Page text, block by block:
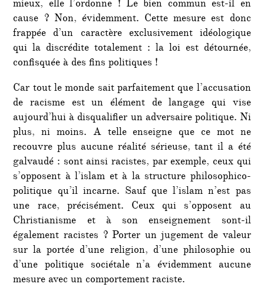
mieux, elle l’ordonne ! Le bien commun est-il en
cause ? Non, évidemment. Cette mesure est donc
frappée d’un caractère exclusivement idéologique
qui la discrédite totalement : la loi est détournée,
confisquée à des fins politiques !
Car tout le monde sait parfaitement que l’accusation
de racisme est un élément de langage qui vise
aujourd’hui à disqualifier un adversaire politique. Ni
plus, ni moins. A telle enseigne que ce mot ne
recouvre plus aucune réalité sérieuse, tant il a été
galvaudé : sont ainsi racistes, par exemple, ceux qui
s’opposent à l’islam et à la structure philosophico-
politique qu’il incarne. Sauf que l’islam n’est pas
une race, précisément. Ceux qui s’opposent au
Christianisme et à son enseignement sont-il
également racistes ? Porter un jugement de valeur
sur la portée d’une religion, d’une philosophie ou
d’une politique sociétale n’a évidemment aucune
mesure avec un comportement raciste.